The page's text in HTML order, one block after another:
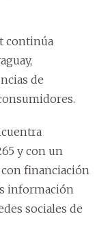
continúa
de
y con un
con financiación
información
sociales de